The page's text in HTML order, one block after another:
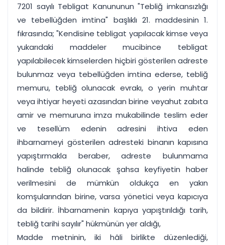
7201 sayılı Tebligat Kanununun "Tebliğ imkansızlığı
ve tebellüğden imtina" başlıklı 21. maddesinin 1.
fıkrasında; "Kendisine tebligat yapılacak kimse veya
yukarıdaki maddeler mucibince tebligat
yapılabilecek kimselerden hiçbiri gösterilen adreste
bulunmaz veya tebellüğden imtina ederse, tebliğ
memuru, tebliğ olunacak evrakı, o yerin muhtar
veya ihtiyar heyeti azasından birine veyahut zabıta
amir ve memuruna imza mukabilinde teslim eder
ve tesellüm edenin adresini ihtiva eden
ihbarnameyi gösterilen adresteki binanın kapısına
yapıştırmakla beraber, adreste bulunmama
halinde tebliğ olunacak şahsa keyfiyetin haber
verilmesini de mümkün oldukça en yakın
komşularından birine, varsa yönetici veya kapıcıya
da bildirir. İhbarnamenin kapıya yapıştırıldığı tarih,
tebliğ tarihi sayılır" hükmünün yer aldığı,
Madde metninin, iki hâli birlikte düzenlediği,